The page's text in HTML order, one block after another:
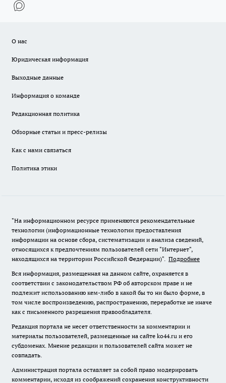
О нас
Юридическая информация
Выходные данные
Информация о команде
Редакционная политика
Обзорные статьи и пресс-релизы
Как с нами связаться
Политика этики
"На информационном ресурсе применяются рекомендательные
технологии (информационные технологии предоставления
информации на основе сбора, систематизации и анализа сведений,
относящихся к предпочтениям пользователей сети "Интернет",
находящихся на территории Российской Федерации)". Подробнее
Вся информация, размещенная на данном сайте, охраняется в
соответствии с законодательством РФ об авторском праве и не
подлежит использованию кем-либо в какой бы то ни было форме, в
том числе воспроизведению, распространению, переработке не иначе
как с письменного разрешения правообладателя.
Редакция портала не несет ответственности за комментарии и
материалы пользователей, размещенные на сайте ko44.ru и его
субдоменах. Мнение редакции и пользователей сайта может не
совпадать.
Администрация портала оставляет за собой право модерировать
комментарии, исходя из соображений сохранения конструктивности